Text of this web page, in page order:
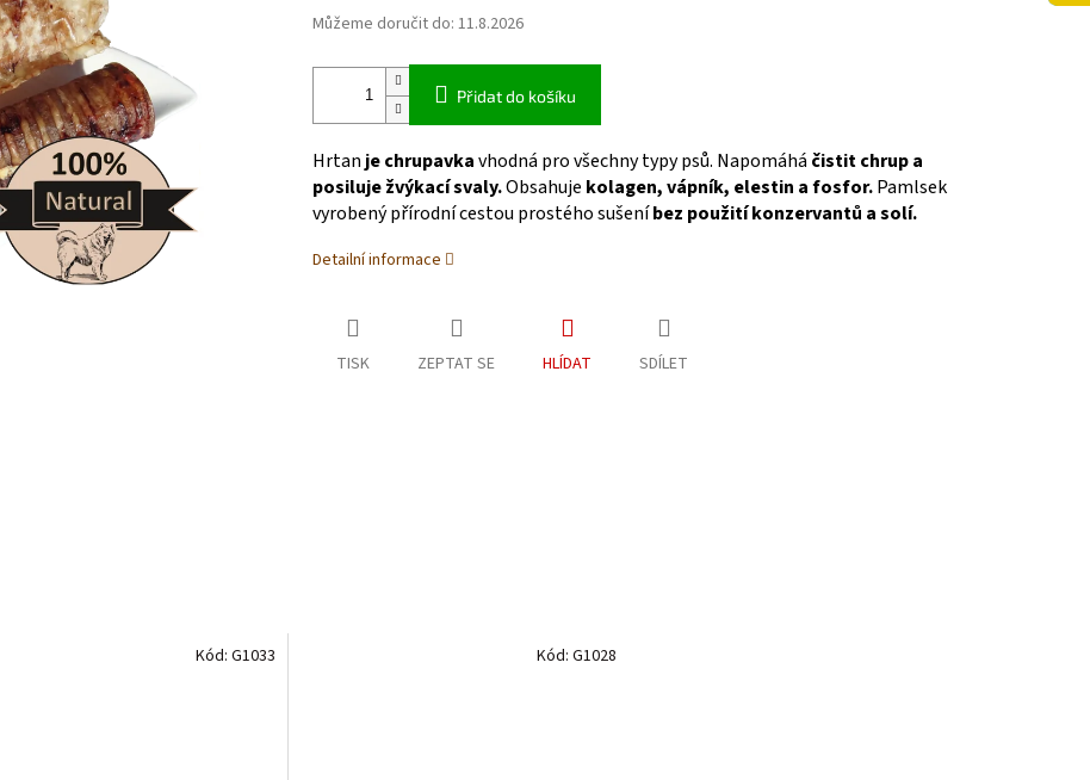
Můžeme doručit do: 11.8.2026
Přidat do košíku
Hrtanje chrupavkavhodná pro všechny typy psů. Napomáhá čistit chrup a
posiluje žvýkací svaly.Obsahuje kolagen, vápník, elestin a fosfor.Pamlsek
vyrobený přírodní cestou prostého sušeníbez použití konzervantů a solí.
Detailní informace
TISK ZEPTAT SE HLÍDAT SDÍLET
Kód: G1033 Kód: G1028